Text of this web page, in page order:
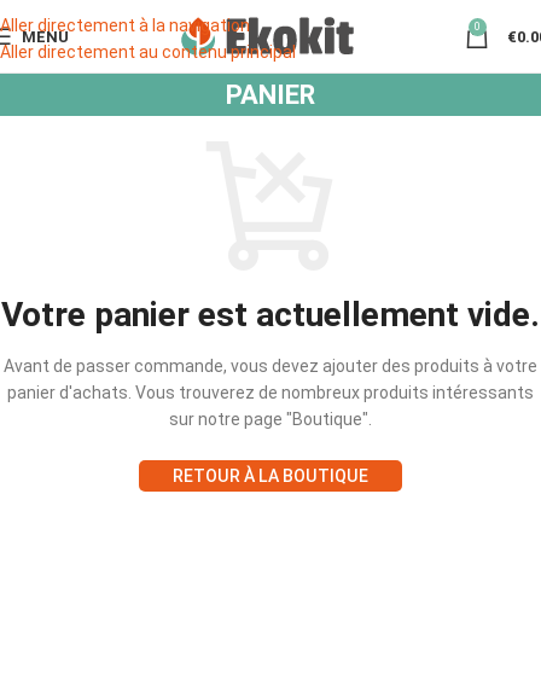
Aller directement à la navigation
Aller directement au contenu principal
MENU
0
€
PANIER
Votre panier est actuellement vide.
Avant de passer commande, vous devez ajouter des produits à votre
panier d'achats. Vous trouverez de nombreux produits intéressants
sur notre page "Boutique".
RETOUR À LA BOUTIQUE